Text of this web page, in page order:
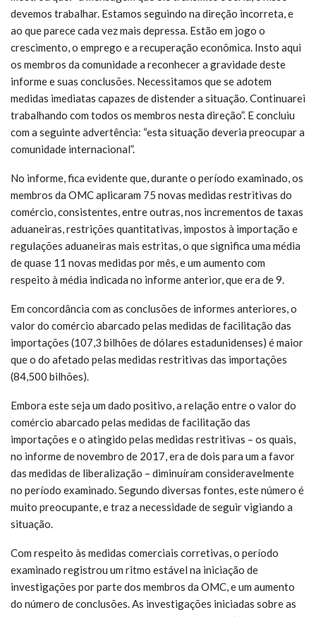
devemos trabalhar. Estamos seguindo na direção incorreta, e
ao que parece cada vez mais depressa. Estão em jogo o
crescimento, o emprego e a recuperação econômica. Insto aqui
os membros da comunidade a reconhecer a gravidade deste
informe e suas conclusões. Necessitamos que se adotem
medidas imediatas capazes de distender a situação. Continuarei
trabalhando com todos os membros nesta direção”. E concluiu
com a seguinte advertência: “esta situação deveria preocupar a
comunidade internacional”.
No informe, fica evidente que, durante o período examinado, os
membros da OMC aplicaram 75 novas medidas restritivas do
comércio, consistentes, entre outras, nos incrementos de taxas
aduaneiras, restrições quantitativas, impostos à importação e
regulações aduaneiras mais estritas, o que significa uma média
de quase 11 novas medidas por mês, e um aumento com
respeito à média indicada no informe anterior, que era de 9.
Em concordância com as conclusões de informes anteriores, o
valor do comércio abarcado pelas medidas de facilitação das
importações (107,3 bilhões de dólares estadunidenses) é maior
que o do afetado pelas medidas restritivas das importações
(84,500 bilhões).
Embora este seja um dado positivo, a relação entre o valor do
comércio abarcado pelas medidas de facilitação das
importações e o atingido pelas medidas restritivas – os quais,
no informe de novembro de 2017, era de dois para um a favor
das medidas de liberalização – diminuíram consideravelmente
no período examinado. Segundo diversas fontes, este número é
muito preocupante, e traz a necessidade de seguir vigiando a
situação.
Com respeito às medidas comerciais corretivas, o período
examinado registrou um ritmo estável na iniciação de
investigações por parte dos membros da OMC, e um aumento
do número de conclusões. As investigações iniciadas sobre as